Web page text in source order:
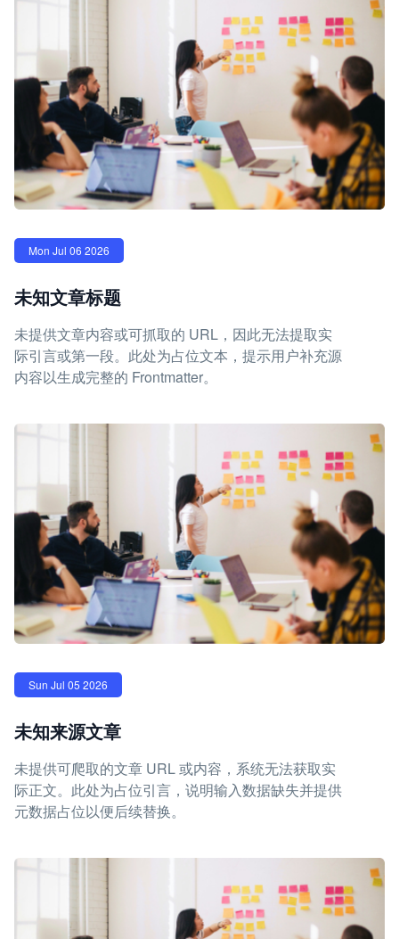
Mon Jul 06 2026
未知文章标题
未提供文章内容或可抓取的 URL，因此无法提取实
际引言或第一段。此处为占位文本，提示用户补充源
内容以生成完整的 Frontmatter。
Sun Jul 05 2026
未知来源文章
未提供可爬取的文章 URL 或内容，系统无法获取实
际正文。此处为占位引言，说明输入数据缺失并提供
元数据占位以便后续替换。